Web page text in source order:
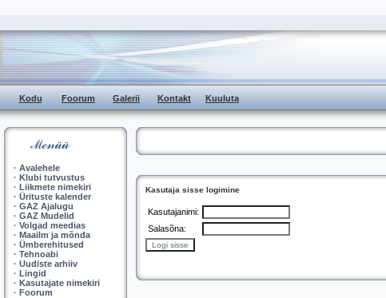
Kodu Foorum Galerii Kontakt Kuuluta
· Avalehele
· Klubi tutvustus
· Liikmete nimekiri
· Ürituste kalender
· GAZ Ajalugu
· GAZ Mudelid
· Volgad meedias
· Maailm ja mõnda
· Ümberehitused
· Tehnoabi
· Uudiste arhiiv
· Lingid
· Kasutajate nimekiri
· Foorum
Kasutaja sisse logimine
Kasutajanimi:
Salasõna: